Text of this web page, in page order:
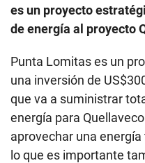
es un proyecto
de energía al proyecto
Punta Lomitas es un
una inversión de
que va a suministrar
energía para
aprovechar una
lo que es importante